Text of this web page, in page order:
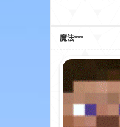
魔法***